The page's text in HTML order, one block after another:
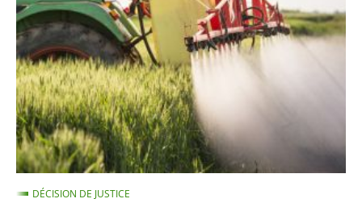
de
l'usage
des
pesticides
DÉCISION DE JUSTICE